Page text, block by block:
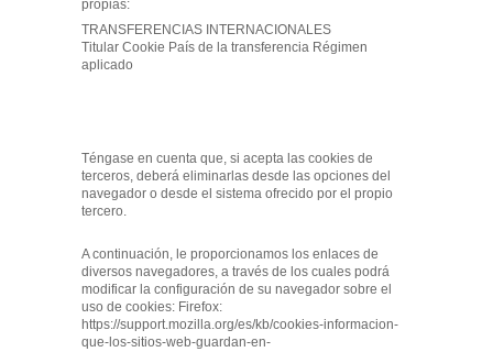
propias:
TRANSFERENCIAS INTERNACIONALES
Titular Cookie País de la transferencia Régimen
aplicado
Téngase en cuenta que, si acepta las cookies de
terceros, deberá eliminarlas desde las opciones del
navegador o desde el sistema ofrecido por el propio
tercero.
A continuación, le proporcionamos los enlaces de
diversos navegadores, a través de los cuales podrá
modificar la configuración de su navegador sobre el
uso de cookies: Firefox:
https://support.mozilla.org/es/kb/cookies-informacion-
que-los-sitios-web-guardan-en-